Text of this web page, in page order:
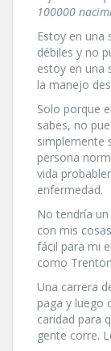
100000
Estoy en una
débiles y no
estoy en una
la manejo
Solo porque
sabes, no
simplemente
persona
vida
enfermedad.
No tendrí­a
con mis
fácil para mi
como
Una carrera
paga y luego
caridad para
gente corre.